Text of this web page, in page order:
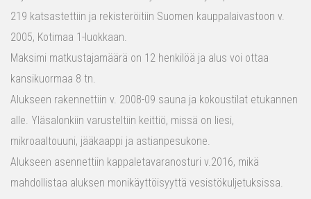
219 katsastettiin ja rekisteröitiin Suomen kauppalaivastoon v.
2005, Kotimaa 1-luokkaan.
Maksimi matkustajamäärä on 12 henkilöä ja alus voi ottaa
kansikuormaa 8 tn.
Alukseen rakennettiin v. 2008-09 sauna ja kokoustilat etukannen
alle. Yläsalonkiin varusteltiin keittiö, missä on liesi,
mikroaaltouuni, jääkaappi ja astianpesukone.
Alukseen asennettiin kappaletavaranosturi v.2016, mikä
mahdollistaa aluksen monikäyttöisyyttä vesistökuljetuksissa.